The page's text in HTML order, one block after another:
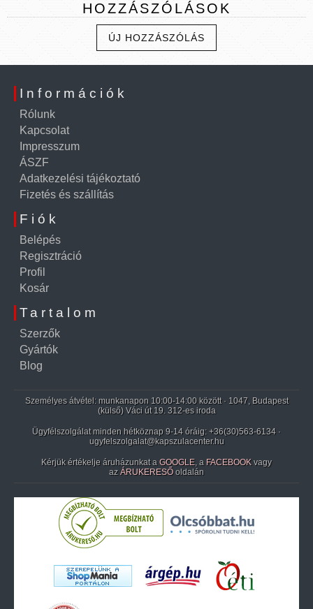
HOZZÁSZÓLÁSOK
ÚJ HOZZÁSZÓLÁS
Információk
Rólunk
Kapcsolat
Impresszum
ÁSZF
Adatkezelési tájékoztató
Fizetés és szállítás
Fiók
Belépés
Regisztráció
Profil
Kosár
Tartalom
Szerzők
Gyártók
Blog
Személyes átvétel: munkanapon 10:00-14:00 között · 1047, Budapest
(külső) Váci út 19. 312-es iroda
Ügyfélszolgálat minden hétköznap 9-14 óráig: +36(30)563-6134 ·
ugyfelszolgalat@kapszulacenter.hu
Kérjük értékelje áruházunkat a GOOGLE, a FACEBOOK vagy
az ÁRUKERESŐ oldalán